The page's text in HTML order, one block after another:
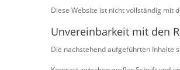
Diese Website ist nicht vollständig mit
Unvereinbarkeit mit den
Die nachstehend aufgeführten Inhalte